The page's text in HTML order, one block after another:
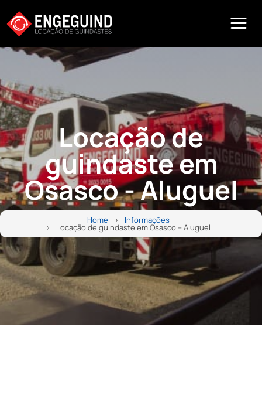
Locação de
guindaste em
Osasco - Aluguel
Home Informações
Locação de guindaste em Osasco – Aluguel